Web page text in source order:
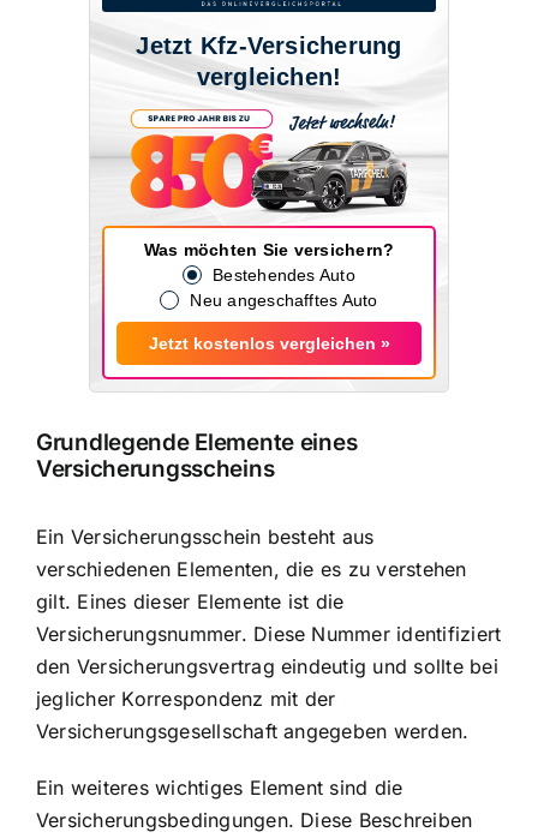
Jetzt Kfz-Versicherung
vergleichen!
Was möchten Sie versichern?
Bestehendes Auto
Neu angeschafftes Auto
Jetzt kostenlos vergleichen »
Grundlegende Elemente eines
Versicherungsscheins
Ein Versicherungsschein besteht aus
verschiedenen Elementen, die es zu verstehen
gilt. Eines dieser Elemente ist die
Versicherungsnummer. Diese Nummer identifiziert
den Versicherungsvertrag eindeutig und sollte bei
jeglicher Korrespondenz mit der
Versicherungsgesellschaft angegeben werden.
Ein weiteres wichtiges Element sind die
Versicherungsbedingungen. Diese Beschreiben